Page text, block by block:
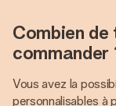
Combien
commander
Vous avez la
personnalisables à